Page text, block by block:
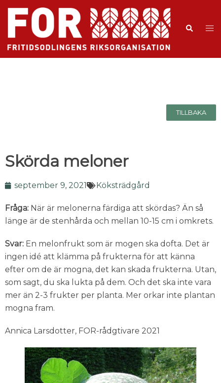
TILLBAKA
Skörda meloner
september 9, 2021 Köksträdgård
Fråga: När är melonerna färdiga att skördas? Än så
länge är de stenhårda och mellan 10-15 cm i omkrets.
Svar: En melonfrukt som är mogen ska dofta. Det är
ingen idé att klämma på frukterna för att känna
efter om de är mogna, det kan skada frukterna. Utan,
som sagt, du ska lukta på dem. Och det ska inte vara
mer än 2-3 frukter per planta. Mer orkar inte plantan
mogna fram.
Annica Larsdotter, FOR-rådgtivare 2021